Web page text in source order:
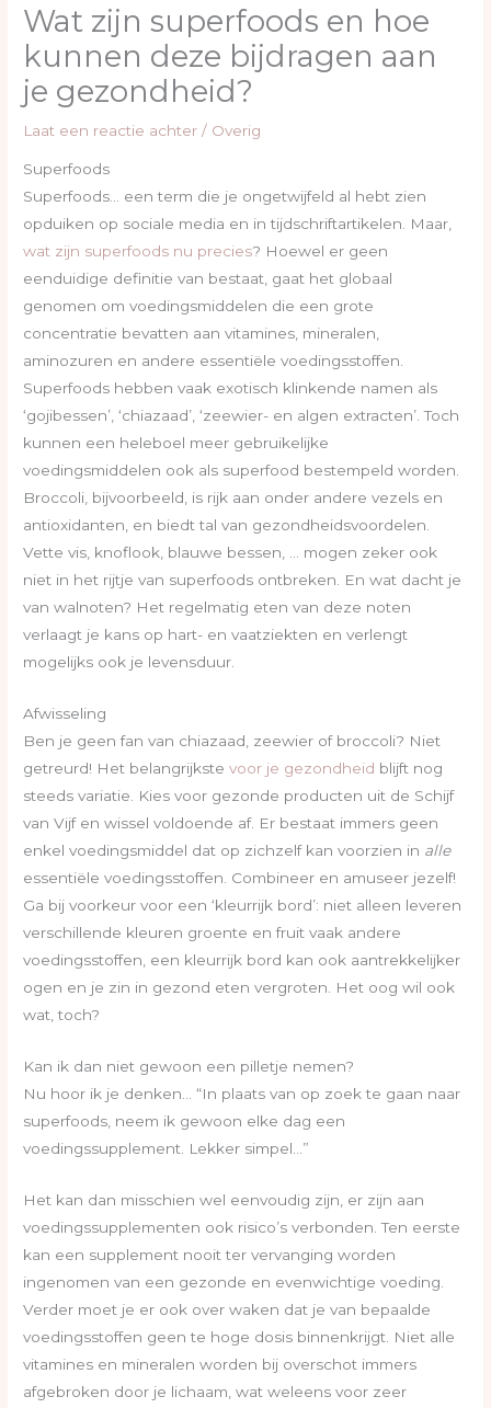
Wat zijn superfoods en hoe
kunnen deze bijdragen aan
je gezondheid?
Laat een reactie achter / Overig
Superfoods
Superfoods… een term die je ongetwijfeld al hebt zien
opduiken op sociale media en in tijdschriftartikelen. Maar,
wat zijn superfoods nu precies? Hoewel er geen
eenduidige definitie van bestaat, gaat het globaal
genomen om voedingsmiddelen die een grote
concentratie bevatten aan vitamines, mineralen,
aminozuren en andere essentiële voedingsstoffen.
Superfoods hebben vaak exotisch klinkende namen als
‘gojibessen’, ‘chiazaad’, ‘zeewier- en algen extracten’. Toch
kunnen een heleboel meer gebruikelijke
voedingsmiddelen ook als superfood bestempeld worden.
Broccoli, bijvoorbeeld, is rijk aan onder andere vezels en
antioxidanten, en biedt tal van gezondheidsvoordelen.
Vette vis, knoflook, blauwe bessen, … mogen zeker ook
niet in het rijtje van superfoods ontbreken. En wat dacht je
van walnoten? Het regelmatig eten van deze noten
verlaagt je kans op hart- en vaatziekten en verlengt
mogelijks ook je levensduur.
Afwisseling
Ben je geen fan van chiazaad, zeewier of broccoli? Niet
getreurd! Het belangrijkstevoor je gezondheid blijft nog
steeds variatie. Kies voor gezonde producten uit de Schijf
van Vijf en wissel voldoende af. Er bestaat immers geen
enkel voedingsmiddel dat op zichzelf kan voorzien in alle
essentiële voedingsstoffen. Combineer en amuseer jezelf!
Ga bij voorkeur voor een ‘kleurrijk bord’: niet alleen leveren
verschillende kleuren groente en fruit vaak andere
voedingsstoffen, een kleurrijk bord kan ook aantrekkelijker
ogen en je zin in gezond eten vergroten. Het oog wil ook
wat, toch?
Kan ik dan niet gewoon een pilletje nemen?
Nu hoor ik je denken… “In plaats van op zoek te gaan naar
superfoods, neem ik gewoon elke dag een
voedingssupplement. Lekker simpel…”
Het kan dan misschien wel eenvoudig zijn, er zijn aan
voedingssupplementen ook risico’s verbonden. Ten eerste
kan een supplement nooit ter vervanging worden
ingenomen van een gezonde en evenwichtige voeding.
Verder moet je er ook over waken dat je van bepaalde
voedingsstoffen geen te hoge dosis binnenkrijgt. Niet alle
vitamines en mineralen worden bij overschot immers
afgebroken door je lichaam, wat weleens voor zeer